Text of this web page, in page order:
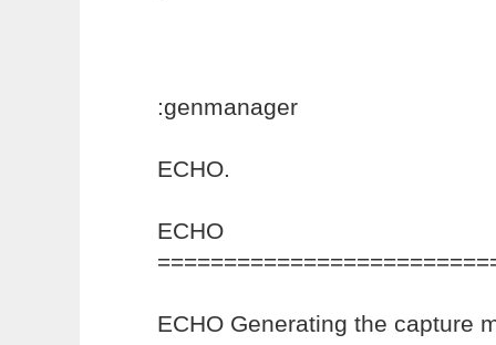
:genmanager
ECHO.
ECHO
ECHO Generating the capture